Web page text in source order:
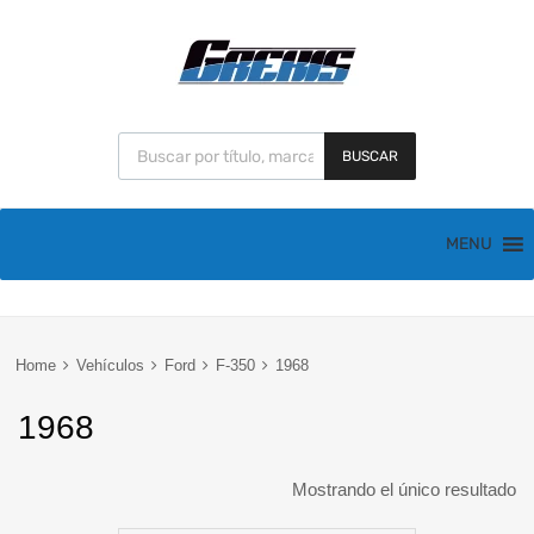
BUSCAR
MENU
Home Vehículos Ford F-350 1968
1968
Mostrando el único resultado